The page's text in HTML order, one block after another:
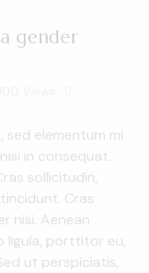
gender
sed elementum mi
in consequat.
sollicitudin,
Cras
nisi. Aenean
ligula, porttitor eu,
ut perspiciatis,